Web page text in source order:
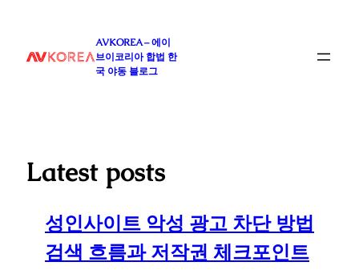
AVKOREA – 에이
브이코리아 합법 한
국 야동 블로그
Latest posts
성인사이트 악성 광고 차단 방법
검색 흐름과 저작권 체크포인트